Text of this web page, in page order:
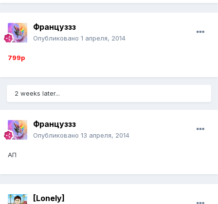
Француззз
Опубликовано 1 апреля, 2014
799р
2 weeks later...
Француззз
Опубликовано 13 апреля, 2014
АП
[Lonely]